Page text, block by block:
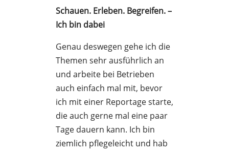
Schauen. Erleben. Begreifen. –
Ich bin dabei
Genau deswegen gehe ich die
Themen sehr ausführlich an
und arbeite bei Betrieben
auch einfach mal mit, bevor
ich mit einer Reportage starte,
die auch gerne mal eine paar
Tage dauern kann. Ich bin
ziemlich pflegeleicht und hab